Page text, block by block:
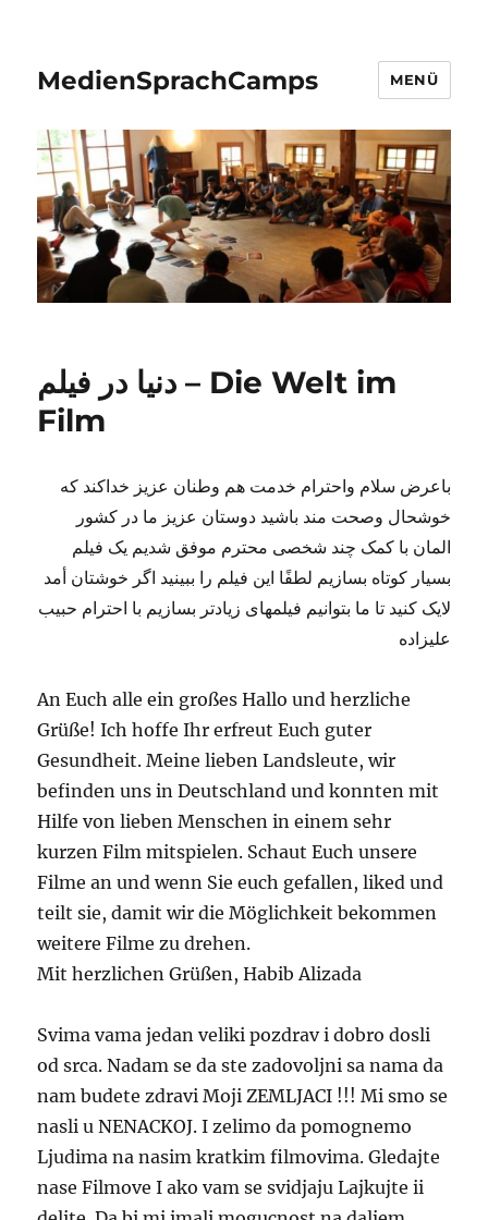
MedienSprachCamps MENÜ
دنیا در فیلم – Die Welt im
Film
باعرض سلام واحترام خدمت هم وطنان عزیز خداکند که
خوشحال وصحت مند باشید دوستان عزیز ما در کشور
المان با کمک چند شخصی محترم موفق شدیم یک فیلم
بسیار کوتاه بسازیم لطفًا این فیلم را ببینید اگر خوشتان أمد
لایک کنید تا ما بتوانیم فیلمهای زیادتر بسازیم با احترام حبیب
علیزاده
An Euch alle ein großes Hallo und herzliche
Grüße! Ich hoffe Ihr erfreut Euch guter
Gesundheit. Meine lieben Landsleute, wir
befinden uns in Deutschland und konnten mit
Hilfe von lieben Menschen in einem sehr
kurzen Film mitspielen. Schaut Euch unsere
Filme an und wenn Sie euch gefallen, liked und
teilt sie, damit wir die Möglichkeit bekommen
weitere Filme zu drehen.
Mit herzlichen Grüßen, Habib Alizada
Svima vama jedan veliki pozdrav i dobro dosli
od srca. Nadam se da ste zadovoljni sa nama da
nam budete zdravi Moji ZEMLJACI !!! Mi smo se
nasli u NENACKOJ. I zelimo da pomognemo
Ljudima na nasim kratkim filmovima. Gledajte
nase Filmove I ako vam se svidjaju Lajkujte ii